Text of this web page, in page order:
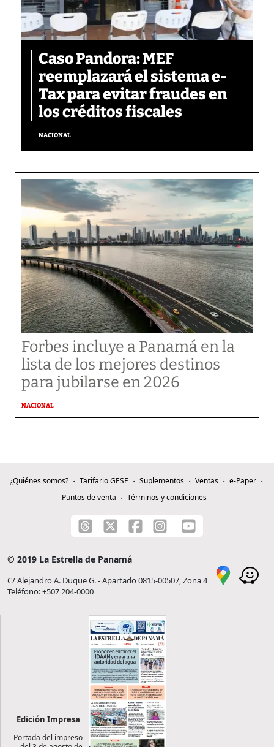
Caso Pandora: MEF
reemplazará el sistema e-
Tax para evitar fraudes en
los créditos fiscales
NACIONAL
Forbes incluye a Panamá en la
lista de los mejores destinos
para jubilarse en 2026
NACIONAL
¿Quiénes somos? Tarifario GESE Suplementos Ventas
e-Paper
Puntos de venta
Términos y condiciones
© 2019 La Estrella de Panamá
C/ Alejandro A. Duque G. - Apartado 0815-00507, Zona 4
Teléfono: +507 204-0000
Edición Impresa
Portada del impreso